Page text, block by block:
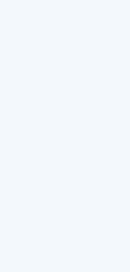
ビスを受けることが
属する月から被保険
護保険に加入する
ん。
、①介護や支援が必
の特定疾病の診断
歳から64歳までの
、サービスにかかる
とで、介護保険サー